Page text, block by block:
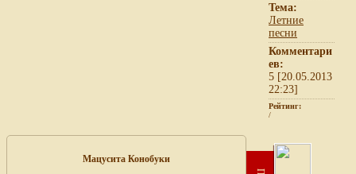
Тема:
Летние
песни
Комментари
ев:
5 [20.05.2013
22:23]
Рейтинг:
/
Мацусита Конобуки